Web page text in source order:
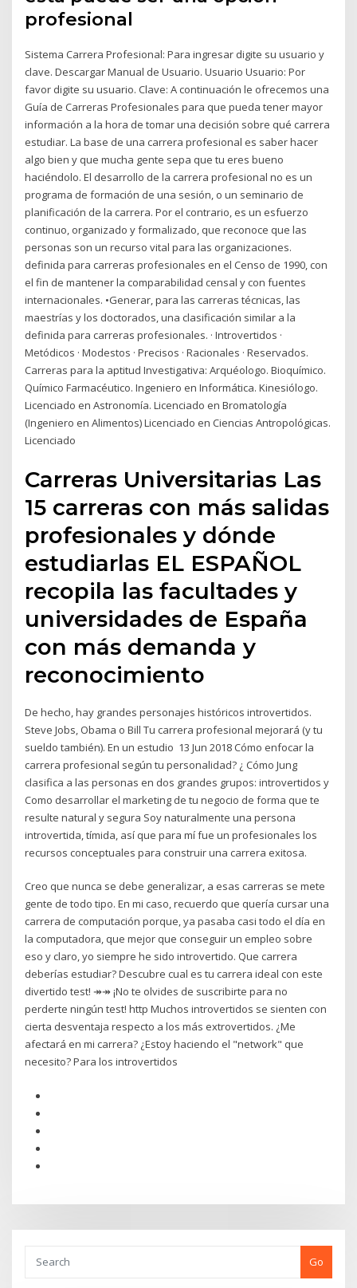
profesional
Sistema Carrera Profesional: Para ingresar digite su usuario y
clave. Descargar Manual de Usuario. Usuario Usuario: Por
favor digite su usuario. Clave: A continuación le ofrecemos una
Guía de Carreras Profesionales para que pueda tener mayor
información a la hora de tomar una decisión sobre qué carrera
estudiar. La base de una carrera profesional es saber hacer
algo bien y que mucha gente sepa que tu eres bueno
haciéndolo. El desarrollo de la carrera profesional no es un
programa de formación de una sesión, o un seminario de
planificación de la carrera. Por el contrario, es un esfuerzo
continuo, organizado y formalizado, que reconoce que las
personas son un recurso vital para las organizaciones.
definida para carreras profesionales en el Censo de 1990, con
el fin de mantener la comparabilidad censal y con fuentes
internacionales. •Generar, para las carreras técnicas, las
maestrías y los doctorados, una clasificación similar a la
definida para carreras profesionales. · Introvertidos ·
Metódicos · Modestos · Precisos · Racionales · Reservados.
Carreras para la aptitud Investigativa: Arquéologo. Bioquímico.
Químico Farmacéutico. Ingeniero en Informática. Kinesiólogo.
Licenciado en Astronomía. Licenciado en Bromatología
(Ingeniero en Alimentos) Licenciado en Ciencias Antropológicas.
Licenciado
Carreras Universitarias Las
15 carreras con más salidas
profesionales y dónde
estudiarlas EL ESPAÑOL
recopila las facultades y
universidades de España
con más demanda y
reconocimiento
De hecho, hay grandes personajes históricos introvertidos.
Steve Jobs, Obama o Bill Tu carrera profesional mejorará (y tu
sueldo también). En un estudio 13 Jun 2018 Cómo enfocar la
carrera profesional según tu personalidad? ¿ Cómo Jung
clasifica a las personas en dos grandes grupos: introvertidos y
Como desarrollar el marketing de tu negocio de forma que te
resulte natural y segura Soy naturalmente una persona
introvertida, tímida, así que para mí fue un profesionales los
recursos conceptuales para construir una carrera exitosa.
Creo que nunca se debe generalizar, a esas carreras se mete
gente de todo tipo. En mi caso, recuerdo que quería cursar una
carrera de computación porque, ya pasaba casi todo el día en
la computadora, que mejor que conseguir un empleo sobre
eso y claro, yo siempre he sido introvertido. Que carrera
deberías estudiar? Descubre cual es tu carrera ideal con este
divertido test! ↠↠ ¡No te olvides de suscribirte para no
perderte ningún test! http Muchos introvertidos se sienten con
cierta desventaja respecto a los más extrovertidos. ¿Me
afectará en mi carrera? ¿Estoy haciendo el "network" que
necesito? Para los introvertidos
Go